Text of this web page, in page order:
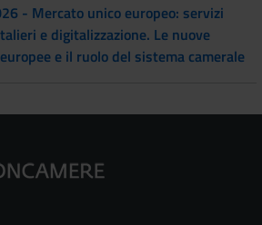
- Mercato unico europeo: servizi
e digitalizzazione. Le nuove
e il ruolo del sistema camerale